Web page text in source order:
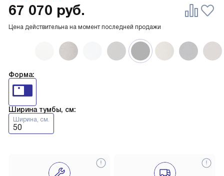
Форма:
Ширина тумбы, см:
Ширина, см.
50
Цена действительна на момент последней продажи
67 070 руб.